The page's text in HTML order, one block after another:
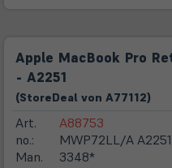
Apple MacBook Pro
- A2251
(StoreDeal von A77112)
Art.
no.:
Man.
A88753
MWP72LL/A
3348*